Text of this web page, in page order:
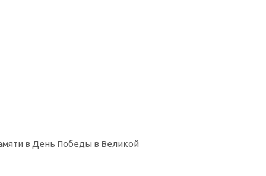
в День Победы в Великой